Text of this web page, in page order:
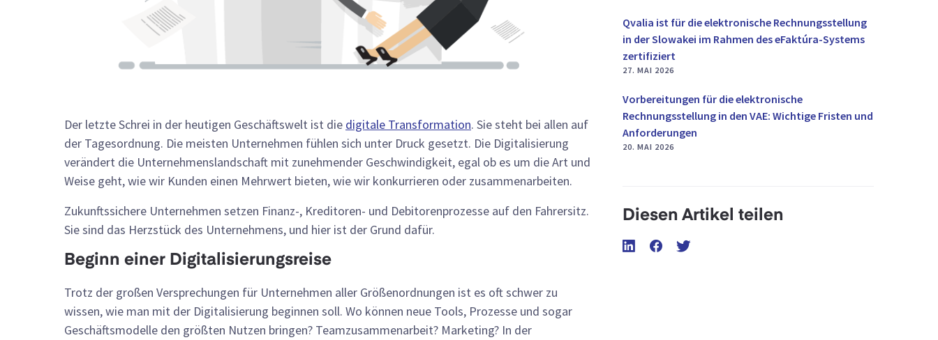
Der letzte Schrei in der heutigen Geschäftswelt ist die digitale Transformation. Sie steht bei allen auf
der Tagesordnung. Die meisten Unternehmen fühlen sich unter Druck gesetzt. Die Digitalisierung
verändert die Unternehmenslandschaft mit zunehmender Geschwindigkeit, egal ob es um die Art und
Weise geht, wie wir Kunden einen Mehrwert bieten, wie wir konkurrieren oder zusammenarbeiten.
Zukunftssichere Unternehmen setzen Finanz-, Kreditoren- und Debitorenprozesse auf den Fahrersitz.
Sie sind das Herzstück des Unternehmens, und hier ist der Grund dafür.
Beginn einer Digitalisierungsreise
Trotz der großen Versprechungen für Unternehmen aller Größenordnungen ist es oft schwer zu
wissen, wie man mit der Digitalisierung beginnen soll. Wo können neue Tools, Prozesse und sogar
Geschäftsmodelle den größten Nutzen bringen? Teamzusammenarbeit? Marketing? In der
Qvalia ist für die elektronische Rechnungsstellung
in der Slowakei im Rahmen des eFaktúra-Systems
zertifiziert
27. MAI 2026
Vorbereitungen für die elektronische
Rechnungsstellung in den VAE: Wichtige Fristen und
Anforderungen
20. MAI 2026
Diesen Artikel teilen